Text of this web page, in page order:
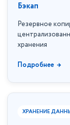
Бэкап
Резервное
хранения
Подробнее
ХРАНЕНИЕ